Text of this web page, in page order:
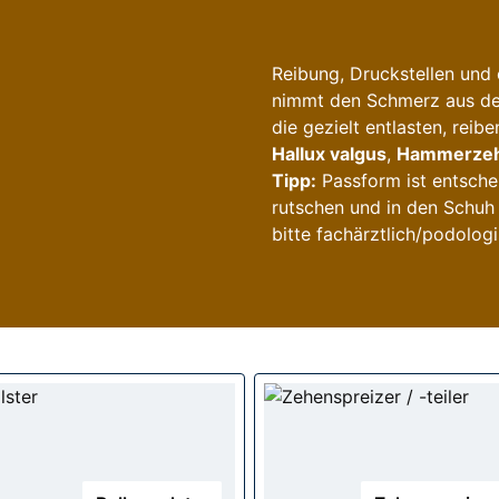
Reibung, Druckstellen
nimmt den Schmerz aus
die gezielt entlasten,
Hallux valgus,
Tipp: Passform ist
rutschen und in den
bitte fachärztlich/